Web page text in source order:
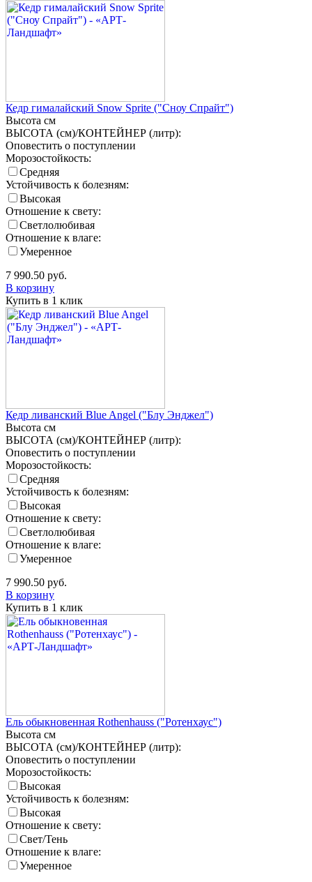
Кедр гималайский Snow Sprite ("Сноу Спрайт")
Высота см
ВЫСОТА (см)/КОНТЕЙНЕР (литр):
Оповестить о поступлении
Морозостойкость:
Средняя
Устойчивость к болезням:
Высокая
Отношение к свету:
Светлолюбивая
Отношение к влаге:
Умеренное
7 990.50 руб.
В корзину
Купить в 1 клик
Кедр ливанский Blue Angel ("Блу Энджел")
Высота см
ВЫСОТА (см)/КОНТЕЙНЕР (литр):
Оповестить о поступлении
Морозостойкость:
Средняя
Устойчивость к болезням:
Высокая
Отношение к свету:
Светлолюбивая
Отношение к влаге:
Умеренное
7 990.50 руб.
В корзину
Купить в 1 клик
Ель обыкновенная Rothenhauss ("Ротенхаус")
Высота см
ВЫСОТА (см)/КОНТЕЙНЕР (литр):
Оповестить о поступлении
Морозостойкость:
Высокая
Устойчивость к болезням:
Высокая
Отношение к свету:
Свет/Тень
Отношение к влаге:
Умеренное